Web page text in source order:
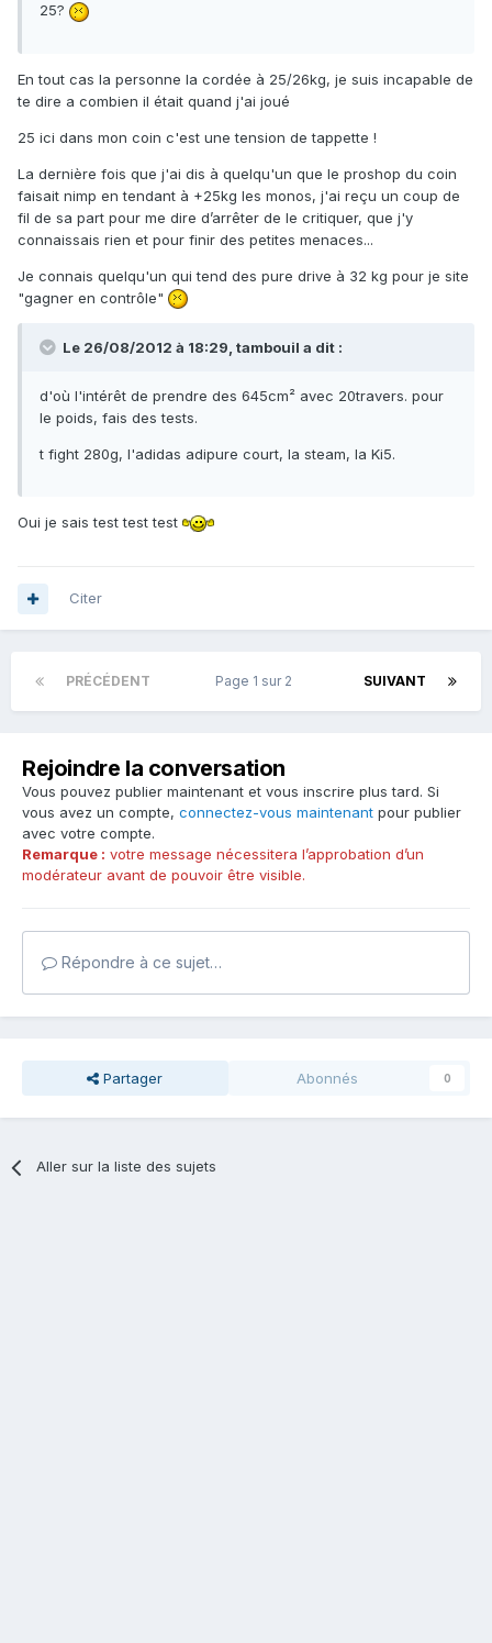
25?
En tout cas la personne la cordée à 25/26kg, je suis incapable de
te dire a combien il était quand j'ai joué
25 ici dans mon coin c'est une tension de tappette !
La dernière fois que j'ai dis à quelqu'un que le proshop du coin
faisait nimp en tendant à +25kg les monos, j'ai reçu un coup de
fil de sa part pour me dire d’arrêter de le critiquer, que j'y
connaissais rien et pour finir des petites menaces...
Je connais quelqu'un qui tend des pure drive à 32 kg pour je site
"gagner en contrôle"
Le 26/08/2012 à 18:29, tambouil a dit :
d'où l'intérêt de prendre des 645cm² avec 20travers. pour
le poids, fais des tests.
t fight 280g, l'adidas adipure court, la steam, la Ki5.
Oui je sais test test test
Citer
PRÉCÉDENT SUIVANT
Page 1 sur 2
Rejoindre la conversation
Vous pouvez publier maintenant et vous inscrire plus tard. Si
vous avez un compte, connectez-vous maintenant pour publier
avec votre compte.
Remarque : votre message nécessitera l’approbation d’un
modérateur avant de pouvoir être visible.
Répondre à ce sujet…
Partager Abonnés 0
Aller sur la liste des sujets